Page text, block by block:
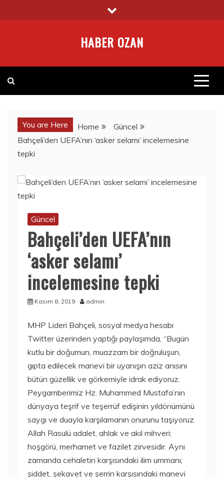
to
HABER OZAN
You are Here Home
Güncel
Bahçeli’den UEFA’nın ‘asker selamı’ incelemesine
tepki
Güncel
Bahçeli’den UEFA’nın
‘asker selamı’
incelemesine tepki
Kasım 8, 2019 admin
MHP Lideri Bahçeli, sosyal medya hesabı
Twitter üzerinden yaptığı paylaşımda, “Bugün
kutlu bir doğumun, muazzam bir doğruluşun,
gıpta edilecek manevi bir uyanışın aziz anısını
bütün güzellik ve görkemiyle idrak ediyoruz.
Peygamberimiz Hz. Muhammed Mustafa’nın
dünyaya teşrif ve teşerrüf edişinin yıldönümünü
saygı ve duayla karşılamanın onurunu taşıyoruz.
Allah Rasulü adalet, ahlak ve akıl mihveri;
hoşgörü, merhamet ve fazilet zirvesidir. Aynı
zamanda cehaletin karşısındaki ilim ummanı;
şiddet, şekavet ve şerrin karşısındaki manevi